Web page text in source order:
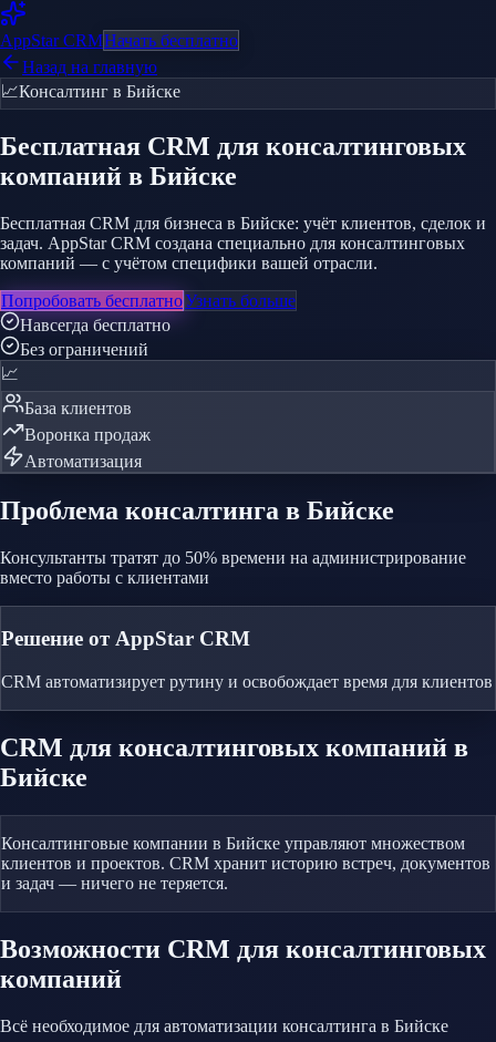
AppStarCRMНачать бесплатно
Назад на главную
📈Консалтинг в Бийске
Бесплатная CRM для консалтинговых
компаний в Бийске
Бесплатная CRM для бизнеса в Бийске: учёт клиентов, сделок и
задач. AppStar CRM создана специально для консалтинговых
компаний — с учётом специфики вашей отрасли.
Попробовать бесплатноУзнать больше
Навсегда бесплатно
Без ограничений
📈
База клиентов
Воронка продаж
Автоматизация
Проблема консалтинга в Бийске
Консультанты тратят до 50% времени на администрирование
вместо работы с клиентами
Решение от AppStar CRM
CRM автоматизирует рутину и освобождает время для клиентов
CRM для консалтинговых компаний в
Бийске
Консалтинговые компании в Бийске управляют множеством
клиентов и проектов. CRM хранит историю встреч, документов
и задач — ничего не теряется.
Возможности CRM для консалтинговых
компаний
Всё необходимое для автоматизации консалтинга в Бийске